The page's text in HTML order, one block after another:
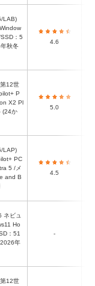
：5
秋冬
4.6
P
X2 Pl
(24か
5.0
PC
5 /メ
and B
4.5
Ho
：51
年
-